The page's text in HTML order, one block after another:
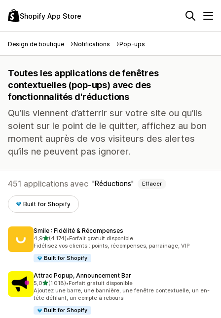
Shopify App Store
Design de boutique Notifications Pop-ups
Toutes les applications de fenêtres
contextuelles (pop-ups) avec des
fonctionnalités d'réductions
Qu’ils viennent d’atterrir sur votre site ou qu’ils
soient sur le point de le quitter, affichez au bon
moment auprès de vos visiteurs des alertes
qu’ils ne peuvent pas ignorer.
451 applications avec Réductions Effacer
Built for Shopify
Smile : Fidélité & Récompenses
4,9étoile(s) sur 5
(4 174)
4174 avis au total
•Forfait gratuit disponible
Fidélisez vos clients : points, récompenses, parrainage, VIP
Built for Shopify
Attrac Popup, Announcement Bar
5,0étoile(s) sur 5
(1 018)
1018 avis au total
•Forfait gratuit disponible
Ajoutez une barre, une bannière, une fenêtre contextuelle, un en-
tête défilant, un compte à rebours
Built for Shopify